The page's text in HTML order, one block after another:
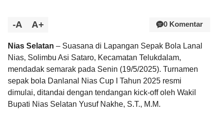
-A A+ 0 Komentar
Nias Selatan – Suasana di Lapangan Sepak Bola Lanal
Nias, Solimbu Asi Sataro, Kecamatan Telukdalam,
mendadak semarak pada Senin (19/5/2025). Turnamen
sepak bola Danlanal Nias Cup I Tahun 2025 resmi
dimulai, ditandai dengan tendangan kick-off oleh Wakil
Bupati Nias Selatan Yusuf Nakhe, S.T., M.M.